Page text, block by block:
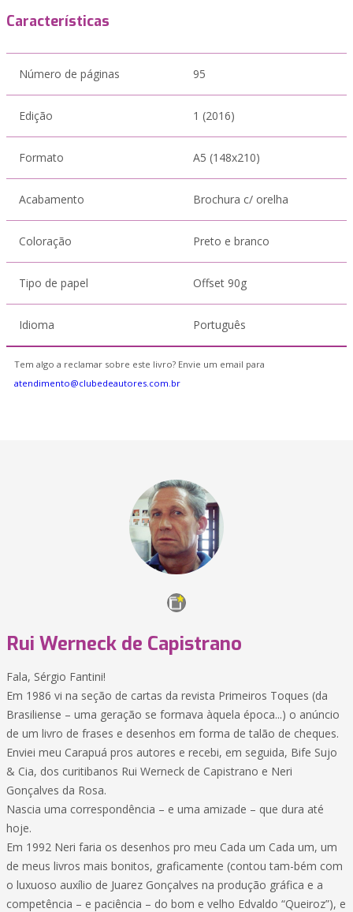
Características
Número de páginas 95
Edição 1 (2016)
Formato A5 (148x210)
Acabamento Brochura c/ orelha
Coloração Preto e branco
Tipo de papel Offset 90g
Idioma Português
Tem algo a reclamar sobre este livro? Envie um email para
atendimento@clubedeautores.com.br
Rui Werneck de Capistrano
Fala, Sérgio Fantini!
Em 1986 vi na seção de cartas da revista Primeiros Toques (da
Brasiliense – uma geração se formava àquela época...) o anúncio
de um livro de frases e desenhos em forma de talão de cheques.
Enviei meu Carapuá pros autores e recebi, em seguida, Bife Sujo
& Cia, dos curitibanos Rui Werneck de Capistrano e Neri
Gonçalves da Rosa.
Nascia uma correspondência – e uma amizade – que dura até
hoje.
Em 1992 Neri faria os desenhos pro meu Cada um Cada um, um
de meus livros mais bonitos, graficamente (contou tam-bém com
o luxuoso auxílio de Juarez Gonçalves na produção gráfica e a
competência – e paciência – do bom e velho Edvaldo “Queiroz”), e